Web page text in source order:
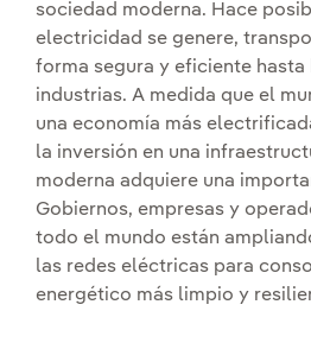
sociedad moderna. Hace
electricidad se genere,
forma segura y eficiente hasta
industrias. A medida que el
una economía más
la inversión en una
moderna adquiere una
Gobiernos, empresas y
todo el mundo están
las redes eléctricas para
energético más limpio y